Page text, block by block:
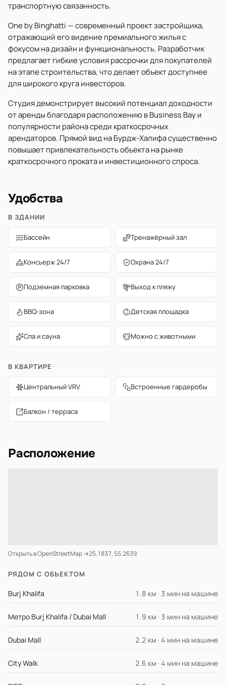
транспортную связанность.
One by Binghatti — современный проект застройщика,
отражающий его видение премиального жилья с
фокусом на дизайн и функциональность. Разработчик
предлагает гибкие условия рассрочки для покупателей
на этапе строительства, что делает объект доступнее
для широкого круга инвесторов.
Студия демонстрирует высокий потенциал доходности
от аренды благодаря расположению в Business Bay и
популярности района среди краткосрочных
арендаторов. Прямой вид на Бурдж-Халифа существенно
повышает привлекательность объекта на рынке
краткосрочного проката и инвестиционного спроса.
Удобства
В ЗДАНИИ
Бассейн Тренажёрный зал
Консьерж 24/7 Охрана 24/7
Подземная парковка Выход к пляжу
BBQ-зона Детская площадка
Спа и сауна Можно с животными
В КВАРТИРЕ
Центральный VRV Встроенные гардеробы
Балкон / терраса
Расположение
Открыть в OpenStreetMap →25.1837, 55.2639
РЯДОМ С ОБЪЕКТОМ
Burj Khalifa 1.8 км · 3 мин на машине
Метро Burj Khalifa / Dubai Mall 1.9 км · 3 мин на машине
Dubai Mall 2.2 км · 4 мин на машине
City Walk 2.6 км · 4 мин на машине